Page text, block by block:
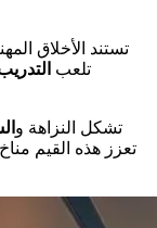
تستند الأخلاق
تلعب
تشكل النزاهة و
تعزز هذه القيم